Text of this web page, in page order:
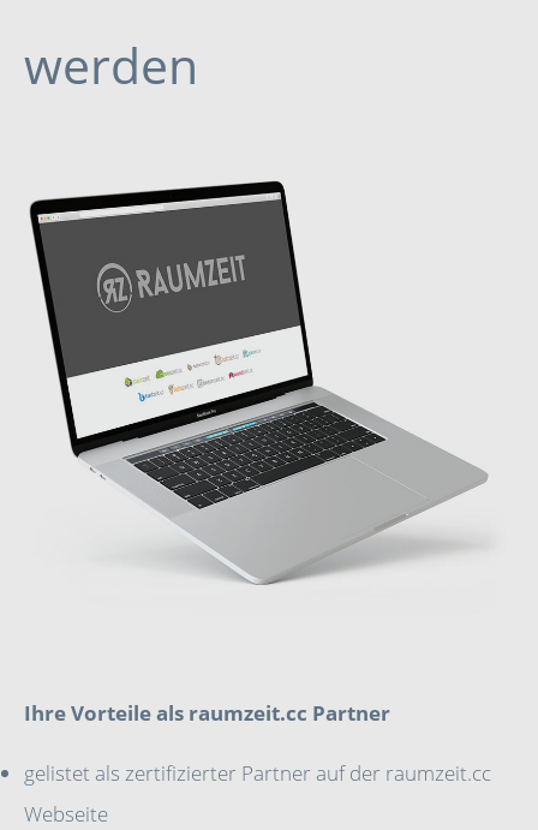
werden
Ihre Vorteile als raumzeit.cc Partner
gelistet als zertifizierter Partner auf der raumzeit.cc
Webseite